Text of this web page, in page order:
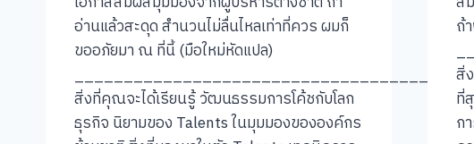
อ่านแล้วสะดุด สำนวนไม่ลื่นไหลเท่าที่ควร ผมก็
ขออภัยมา ณ ที่นี้ (มือใหม่หัดแปล)
สิ่งที่คุณจะได้เรียนรู้ วัฒนธรรมการโค้ชกับโลก
ธุรกิจ นิยามของ Talents ในมุมมองขององค์กร
ถ้
สิ่
ที่
ก